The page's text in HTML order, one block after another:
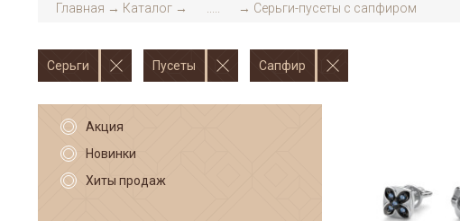
Главная → Каталог → → Серьги-пусеты с сапфиром
Серьги Пусеты Сапфир
Акция
Новинки
Хиты продаж